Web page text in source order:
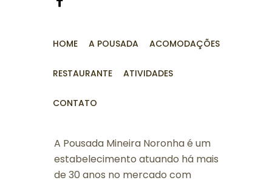
HOME A POUSADA ACOMODAÇÕES
RESTAURANTE ATIVIDADES
CONTATO
A Pousada Mineira Noronha é um
estabelecimento atuando há mais
de 30 anos no mercado com